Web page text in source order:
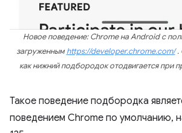
Новое поведение: Chrome на Android с
загруженнымhttps://developer.chrome.com/.
как нижний подбородок отодвигается при
Такое поведение подбородка
поведением Chrome по умолчанию,